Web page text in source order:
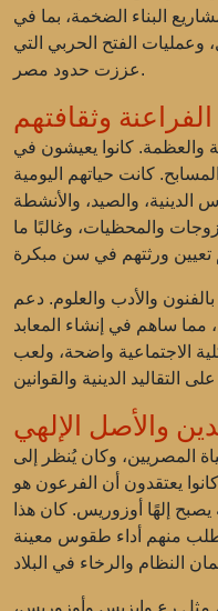
البناء الضخمة، بما في
وعمليات الفتح الحربي التي
عززت حدود مصر.
وثقافتهم
والعظمة. كانوا يعيشون في
كانت حياتهم اليومية
والصيد، والأنشطة
والمحظيات، وغالبًا ما
والأدب والعلوم. دعم
مما ساهم في إنشاء المعابد
الاجتماعية واضحة، ولعب
والأصل الإلهي
المصريين، وكان يُنظر إلى
يعتقدون أن الفرعون هو
إلهًا أوزوريس. كان هذا
منهم أداء طقوس معينة
مثل رع وإيزيس وأوزوريس،